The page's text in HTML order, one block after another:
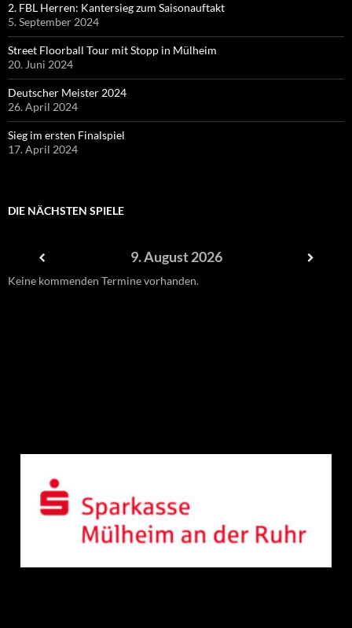
2. FBL Herren: Kantersieg zum Saisonauftakt
5. September 2024
Street Floorball Tour mit Stopp in Mülheim
20. Juni 2024
Deutscher Meister 2024
26. April 2024
Sieg im ersten Finalspiel
17. April 2024
DIE NÄCHSTEN SPIELE
9. August 2026
Keine kommenden Termine vorhanden.